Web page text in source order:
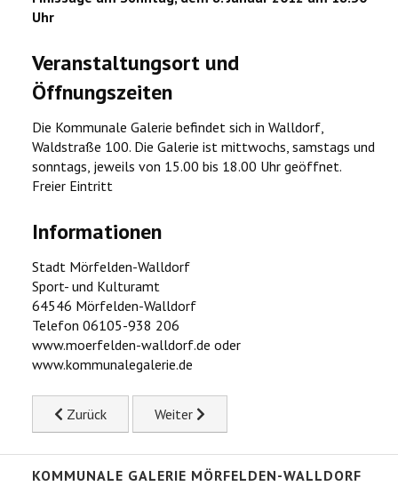
Uhr
Veranstaltungsort und
Öffnungszeiten
Die Kommunale Galerie befindet sich in Walldorf,
Waldstraße 100. Die Galerie ist mittwochs, samstags und
sonntags, jeweils von 15.00 bis 18.00 Uhr geöffnet.
Freier Eintritt
Informationen
Stadt Mörfelden-Walldorf
Sport- und Kulturamt
64546 Mörfelden-Walldorf
Telefon 06105-938 206
www.moerfelden-walldorf.de oder
www.kommunalegalerie.de
Previous article: 12 Positionen – 8 Maler 8 Bildhauer
Zurück Next article: Stephan Guber: Ein
Weiter
KOMMUNALE GALERIE MÖRFELDEN-WALLDORF